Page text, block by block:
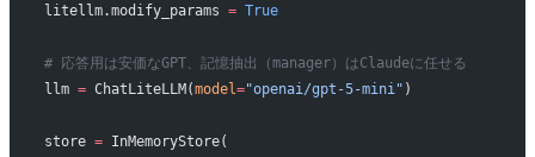
litellm.modify_params = True
# 応答用は安価なGPT、記憶抽出（manager）はClaudeに任せる
llm = ChatLiteLLM(model="openai/gpt-5-mini" )
store = InMemoryStore(